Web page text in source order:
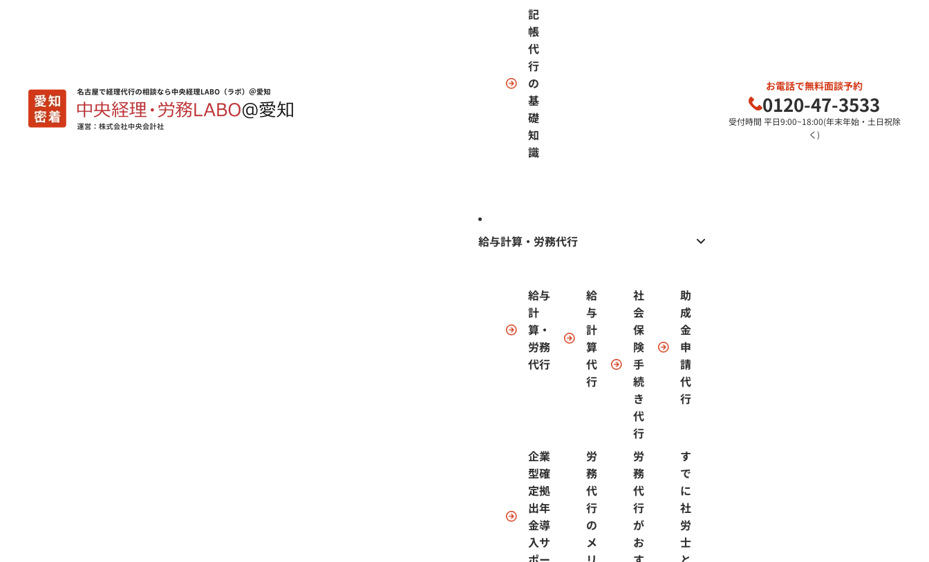
記
帳
代
行
の
基
礎
知
識
給与計算・労務代行
給与
計
算・
労務
代行
給
与
計
算
代
行
社
会
保
険
手
続
き
代
行
助
成
金
申
請
代
行
企業
型確
定拠
出年
金導
入サ
労
務
代
行
の
メ
労
務
代
行
が
お
す
で
に
社
労
士
お電話で無料面談予約
0120-47-3533
受付時間 平日9:00~18:00(年末年始・土日祝除
く)